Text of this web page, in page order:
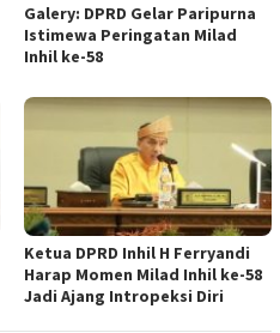
Galery: DPRD Gelar Paripurna
Istimewa Peringatan Milad
Inhil ke-58
Ketua DPRD Inhil H Ferryandi
Harap Momen Milad Inhil ke-58
Jadi Ajang Intropeksi Diri